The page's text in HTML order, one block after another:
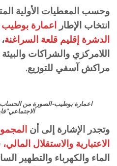
وحسب المعطيات الأولية
انتخاب الإطار
اعمارة بوطيب
الدشرة إقليم قلعة السراغنة
اللامركزي والشراكات
مراكش آسفي للتوزيع.
اعمارة بوطيب-الصورة من
وتجدر الإشارة إلى أن
الاعتبارية والاستقلال المالي،
الماء والكهرباء والتطهير